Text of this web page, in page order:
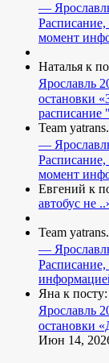
—
Расписание,
момент
Наталья к
Ярославль
остановки
расписание
Team
—
Расписание,
момент
Евгений к
автобус не
Team
—
Расписание,
Яна к посту:
Ярославль
остановки
Июн 14,